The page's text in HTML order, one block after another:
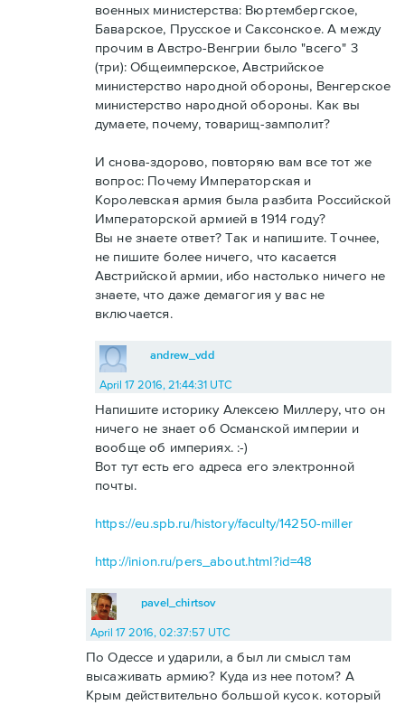
военных министерства: Вюртембергское,
Баварское, Прусское и Саксонское. А между
прочим в Австро-Венгрии было "всего" 3
(три): Общеимперское, Австрийское
министерство народной обороны, Венгерское
министерство народной обороны. Как вы
думаете, почему, товарищ-замполит?
И снова-здорово, повторяю вам все тот же
вопрос: Почему Императорская и
Королевская армия была разбита Российской
Императорской армией в 1914 году?
Вы не знаете ответ? Так и напишите. Точнее,
не пишите более ничего, что касается
Австрийской армии, ибо настолько ничего не
знаете, что даже демагогия у вас не
включается.
andrew_vdd
April 17 2016, 21:44:31 UTC
Напишите историку Алексею Миллеру, что он
ничего не знает об Османской империи и
вообще об империях. :-)
Вот тут есть его адреса его электронной
почты.
https://eu.spb.ru/history/faculty/14250-miller
http://inion.ru/pers_about.html?id=48
pavel_chirtsov
April 17 2016, 02:37:57 UTC
По Одессе и ударили, а был ли смысл там
высаживать армию? Куда из нее потом? А
Крым действительно большой кусок. который